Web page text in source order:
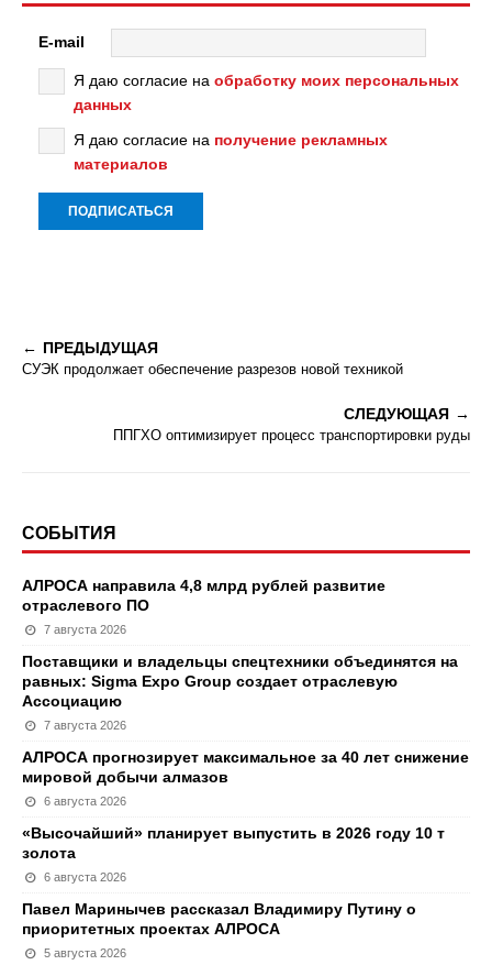
E-mail
Я даю согласие на обработку моих персональных
данных
Я даю согласие на получение рекламных
материалов
ПРЕДЫДУЩАЯ
СУЭК продолжает обеспечение разрезов новой техникой
СЛЕДУЮЩАЯ
ППГХО оптимизирует процесс транспортировки руды
СОБЫТИЯ
АЛРОСА направила 4,8 млрд рублей развитие
отраслевого ПО
7 августа 2026
Поставщики и владельцы спецтехники объединятся на
равных: Sigma Expo Group создает отраслевую
Ассоциацию
7 августа 2026
АЛРОСА прогнозирует максимальное за 40 лет снижение
мировой добычи алмазов
6 августа 2026
«Высочайший» планирует выпустить в 2026 году 10 т
золота
6 августа 2026
Павел Маринычев рассказал Владимиру Путину о
приоритетных проектах АЛРОСА
5 августа 2026